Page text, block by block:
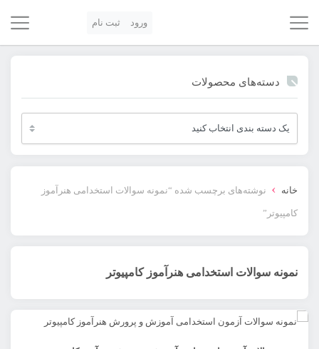
ورود ثبت نام
دسته‌های محصولات
خانه › نوشته‌های برچسب شده “نمونه سوالات استخدامی هنرآموز
کامپیوتر”
نمونه سوالات استخدامی هنرآموز کامپیوتر